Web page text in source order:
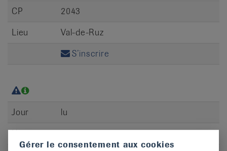
CP
2043
Lieu
Val-de-Ruz
S’inscrire
Jour
lu
Heure
19:00 - 19:30
Gérer le consentement aux cookies